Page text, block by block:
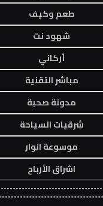
طعم وكيف
شهود نت
أركاني
مباشر التقنية
مدونة صحبة
شرقيات السياحة
موسوعة انوار
اشراق الأرباح